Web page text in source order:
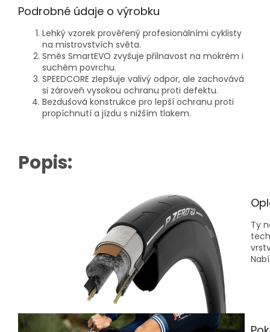
Podrobné údaje o výrobku
Lehký vzorek prověřený profesionálními cyklisty
na mistrovstvích světa.
Směs SmartEVO zvyšuje přilnavost na mokrém i
suchém povrchu.
SPEEDCORE zlepšuje valivý odpor, ale zachovává
si zároveň vysokou ochranu proti defektu.
Bezdušová konstrukce pro lepší ochranu proti
propíchnutí a jízdu s nižším tlakem.
Popis:
Ty